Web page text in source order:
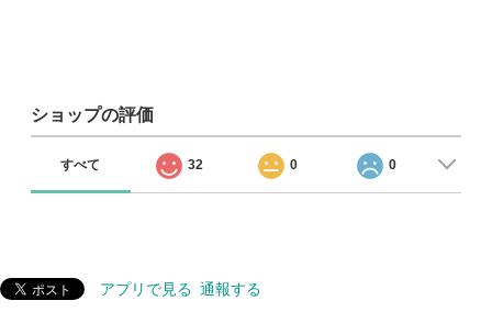
ショップの評価
すべて 32 0 0
アプリで見る 通報する